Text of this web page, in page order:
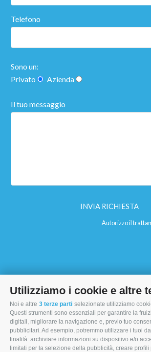
Utilizziamo i cookie e altre
Noi e altre 3 terze parti selezionate utilizziamo
Questi strumenti sono essenziali per garantire la
digitali, migliorare la navigazione e, previo tuo
pubblicitari. Ad esempio, potremmo utilizzare i tuoi
finalità: archiviare informazioni su dispositivo e/o
limitati per la selezione della pubblicità, creare
Telefono
Sono un:
Privato
Azienda
Il tuo messaggio
Autorizzo il
I MORI STOCK PRICE EQUIPMENT
Via Maranello, 19
47853 Coriano (RN)